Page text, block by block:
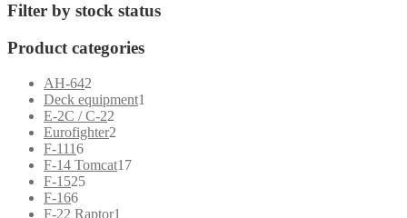
Filter by stock status
Product categories
AH-642
products
Deck equipment1
E-2C / C-22
products
Eurofighter2
F-11166
products
F-14 Tomcat1717
F-152525
F-1666
products
F-22 Raptor1